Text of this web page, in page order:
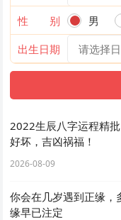
性 别
男
出生日期
2022生辰八字运程精
好坏，吉凶祸福！
2026-08-09
你会在几岁遇到正缘，
缘早已注定